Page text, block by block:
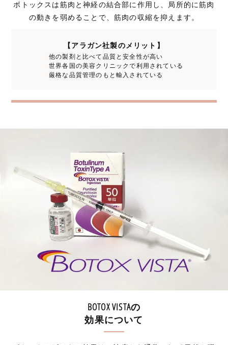
ボトックスは筋肉と神経の結合部に作用し、局所的に筋肉
の動きを弱めることで、筋肉の収縮を抑えます。
【アラガン社製のメリット】
●他の製剤と比べて品質と安全性が高い
●世界各国の美容クリニックで利用されている
厳格な品質管理のもと輸入されている
BOTOX VISTAの
効果について